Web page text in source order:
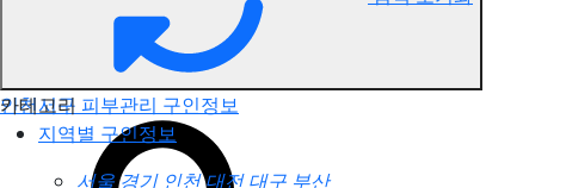
업체 서비스 관리
인천서구 피부관리 구인정보
카테고리
지역별 구인정보
서울경기 인천대전 대구 부산